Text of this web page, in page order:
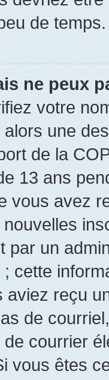
de temps.
ne peux
votre
alors une
de la
13 ans
vous avez
par un
cette
aviez reçu
de
courrier
vous êtes